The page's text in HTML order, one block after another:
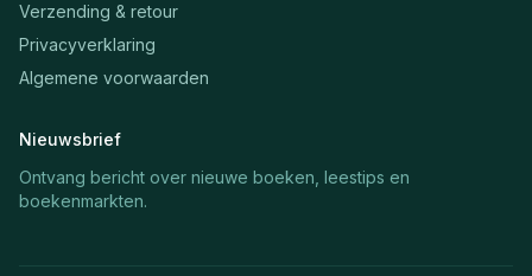
Verzending & retour
Privacyverklaring
Algemene voorwaarden
Nieuwsbrief
Ontvang bericht over nieuwe boeken, leestips en
boekenmarkten.